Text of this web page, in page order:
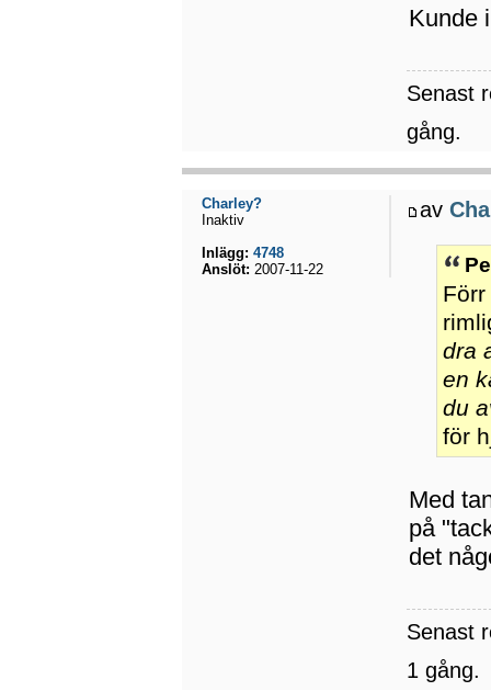
Kunde
Senast
gång.
av
dra
en
du
för
Med
på
det
Senast
1 gång.
Charley?
Inaktiv
Inlägg: 4748
Anslöt: 2007-11-22